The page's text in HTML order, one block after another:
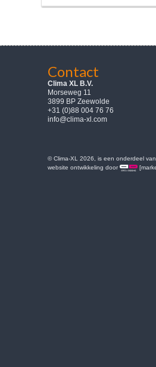
Contact
Clima XL B.V.
Morseweg 11
3899 BP Zeewolde
+31 (0)88 004 76 76
info@clima-xl.com
© Clima-XL 2026, is een onderdeel
website ontwikkeling door